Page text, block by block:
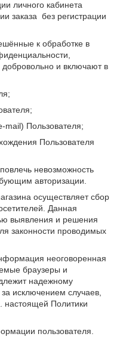
личного кабинета
заказа без регистрации
к обработке в
и включают в
mail) Пользователя;
Пользователя
невозможность
авторизации.
осуществляет сбор
Данная
выявления и решения
законности проводимых
неоговоренная
браузеры и
надежному
исключением случаев,
настоящей Политики
пользователя.